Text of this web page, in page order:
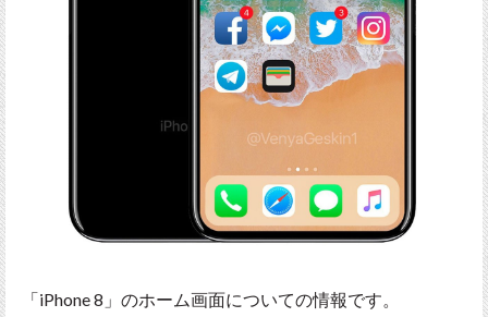
「iPhone 8」のホーム画面についての情報です。